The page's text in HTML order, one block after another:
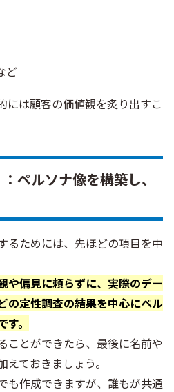
ど
には顧客の価値観を炙り出すこ
ペルソナ像を構築し、
るためには、先ほどの項目を中
や偏見に頼らずに、実際のデー
の定性調査の結果を中心にペル
。
ことができたら、最後に名前や
ておきましょう。
も作成できますが、誰もが共通